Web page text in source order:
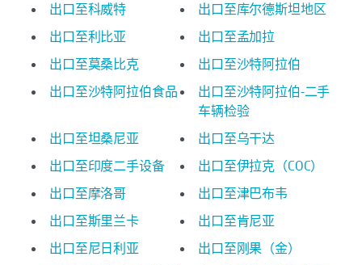
出口至科威特
出口至库尔德斯坦地区
出口至利比亚
出口至孟加拉
出口至莫桑比克
出口至沙特阿拉伯
出口至沙特阿拉伯食品
出口至沙特阿拉伯-二手
车辆检验
出口至坦桑尼亚
出口至乌干达
出口至印度二手设备
出口至伊拉克（COC）
出口至摩洛哥
出口至津巴布韦
出口至斯里兰卡
出口至肯尼亚
出口至尼日利亚
出口至刚果（金）